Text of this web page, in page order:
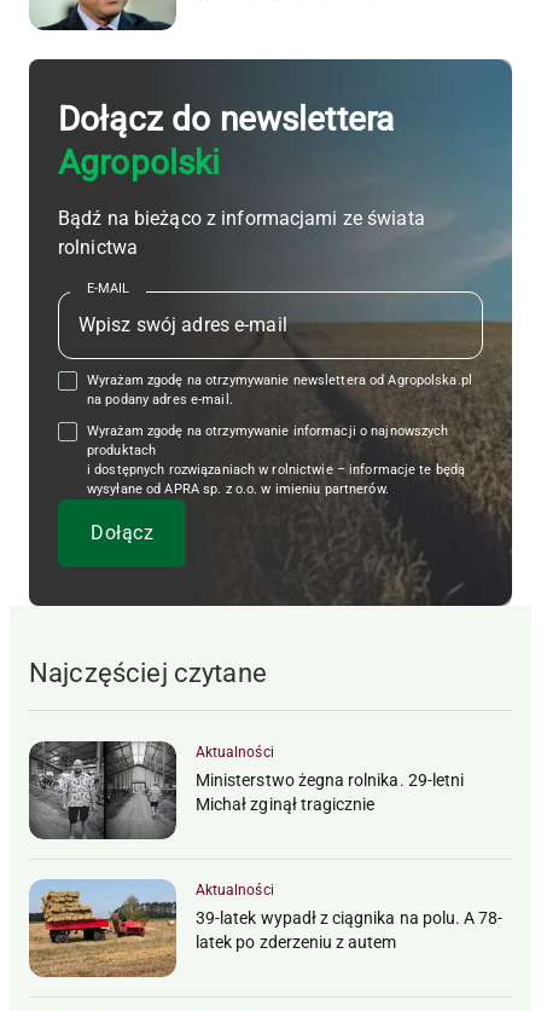
Dołącz do newslettera
Agropolski
Bądź na bieżąco z informacjami ze świata
rolnictwa
E-MAIL
Wyrażam zgodę na otrzymywanie newslettera od Agropolska.pl
na podany adres e-mail.
Wyrażam zgodę na otrzymywanie informacji o najnowszych
produktach
i dostępnych rozwiązaniach w rolnictwie – informacje te będą
wysyłane od APRA sp. z o.o. w imieniu partnerów.
Najczęściej czytane
Aktualności
Ministerstwo żegna rolnika. 29-letni
Michał zginął tragicznie
Aktualności
39-latek wypadł z ciągnika na polu. A 78-
latek po zderzeniu z autem